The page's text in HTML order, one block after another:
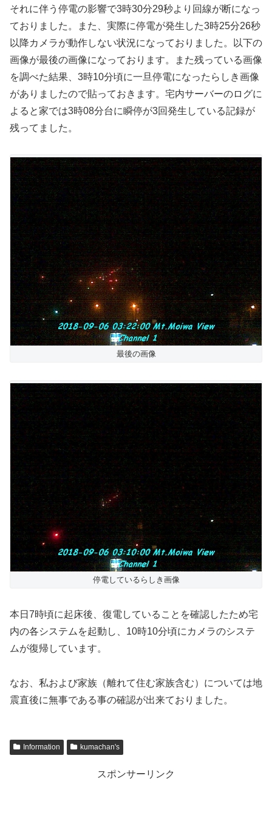
それに伴う停電の影響で3時30分29秒より回線が断になっ
ておりました。また、実際に停電が発生した3時25分26秒
以降カメラが動作しない状況になっておりました。以下の
画像が最後の画像になっております。また残っている画像
を調べた結果、3時10分頃に一旦停電になったらしき画像
がありましたので貼っておきます。宅内サーバーのログに
よると家では3時08分台に瞬停が3回発生している記録が
残ってました。
最後の画像
停電しているらしき画像
本日7時頃に起床後、復電していることを確認したため宅
内の各システムを起動し、10時10分頃にカメラのシステ
ムが復帰しています。
なお、私および家族（離れて住む家族含む）については地
震直後に無事である事の確認が出来ておりました。
Information kumachan's
スポンサーリンク